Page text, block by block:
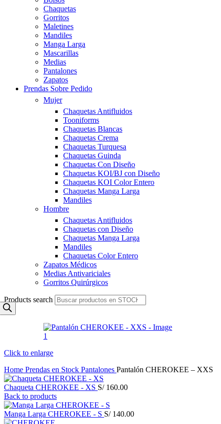
Chaquetas
Gorritos
Maletines
Mandiles
Manga Larga
Mascarillas
Medias
Pantalones
Zapatos
Prendas Sobre Pedido
Mujer
Chaquetas Antifluidos
Tooniforms
Chaquetas Blancas
Chaquetas Crema
Chaquetas Turquesa
Chaquetas Guinda
Chaquetas Con Diseño
Chaquetas KOI/BJ con Diseño
Chaquetas KOI Color Entero
Chaquetas Manga Larga
Mandiles
Hombre
Chaquetas Antifluidos
Chaquetas con Diseño
Chaquetas Manga Larga
Mandiles
Chaquetas Color Entero
Zapatos Médicos
Medias Antivariciales
Gorritos Quirúrgicos
Products search
Click to enlarge
Home Prendas en Stock Pantalones Pantalón CHEROKEE – XXS
Chaqueta CHEROKEE - XS S/160.00
Back to products
Manga Larga CHEROKEE - S S/140.00